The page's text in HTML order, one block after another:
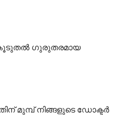
കൂടുതൽ ഗുരുതരമായ
മുമ്പ് നിങ്ങളുടെ ഡോക്ടർ